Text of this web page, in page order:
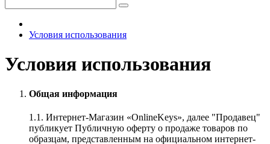
Условия использования
Условия использования
Общая информация
1.1. Интернет-Магазин «OnlineKeys», далее "Продавец"
публикует Публичную оферту о продаже товаров по
образцам, представленным на официальном интернет-